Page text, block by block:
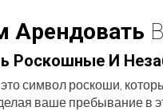
Арендовать
Роскошные И
символ роскоши,
ваше пребывание в